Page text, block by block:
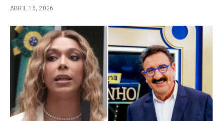
ABRIL 16, 2026